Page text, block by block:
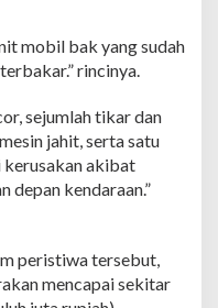
mobil bak yang sudah
rincinya.
sejumlah tikar dan
jahit, serta satu
akibat
depan kendaraan.”
peristiwa tersebut,
mencapai sekitar